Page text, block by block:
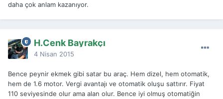
daha çok anlam kazanıyor.
H.Cenk Bayrakçı
4 Nisan 2015
Bence peynir ekmek gibi satar bu araç. Hem dizel, hem otomatik,
hem de 1.6 motor. Vergi avantajı ve otomatik oluşu sattırır. Fiyat
110 seviyesinde olur ama alan olur. Bence iyi olmuş otomatiğin